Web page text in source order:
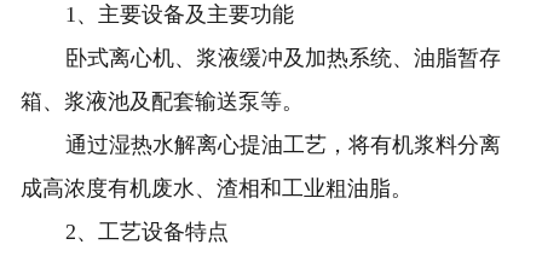
1、主要设备及主要功能
卧式离心机、浆液缓冲及加热系统、油脂暂存
箱、浆液池及配套输送泵等。
通过湿热水解离心提油工艺，将有机浆料分离
成高浓度有机废水、渣相和工业粗油脂。
2、工艺设备特点